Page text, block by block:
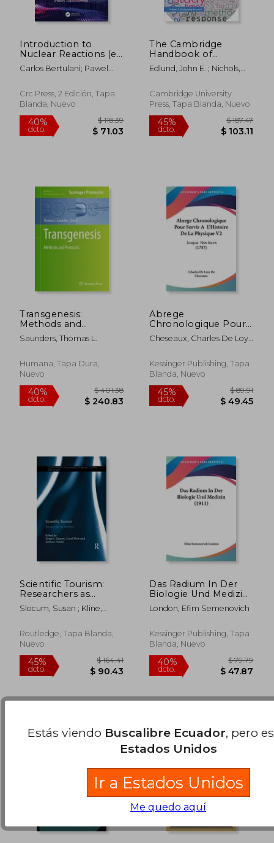
45% 45%
$
Introduction to
Nuclear Reactions (en
Inglés)
Carlos Bertulani; Pawel
Crc Press, 2 Edición, Tapa
Blanda, Nuevo
dcto. $ 71.03
The Cambridge
Handbook of
Research Methods
and Statistics for the
Sciences: Volume 2:
Volume 2:
(en Inglés)
Edlund, John E. ; Nichols,
Cambridge University
Press, Tapa Blanda, Nuevo
dcto. $
Transgenesis:
Methods and
Protocols (en Inglés)
Saunders, Thomas L.
Humana, Tapa Dura,
Nuevo
Abrege
Chronologique Pour
Servir A L'Histoire De
La Physique V2:
(1787) (en Francés)
Cheseaux, Charles De Loys
Kessinger Publishing, Tapa
Blanda, Nuevo
Scientific Tourism:
Researchers as
Travellers (en Inglés)
Slocum, Susan ; Kline,
Routledge, Tapa Blanda,
Nuevo
Das Radium In Der
Biologie Und Medizin
(1911) (en Alemán)
London, Efim Semenovich
Kessinger Publishing, Tapa
Blanda, Nuevo
Estás viendo Buscalibre Ecuador, pero
Estados Unidos
Ir a Estados Unidos
Me quedo aquí